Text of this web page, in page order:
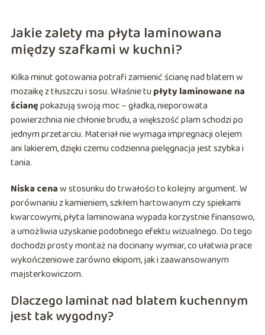
Jakie zalety ma płyta laminowana
między szafkami w kuchni?
Kilka minut gotowania potrafi zamienić ścianę nad blatem w
mozaikę z tłuszczu i sosu. Właśnie tupłyty laminowane na
ścianępokazują swoją moc – gładka, nieporowata
powierzchnia nie chłonie brudu, a większość plam schodzi po
jednym przetarciu. Materiał nie wymaga impregnacji olejem
ani lakierem, dzięki czemu codzienna pielęgnacja jest szybka i
tania.
Niska cenaw stosunku do trwałości to kolejny argument. W
porównaniu z kamieniem, szkłem hartowanym czy spiekami
kwarcowymi, płyta laminowana wypada korzystnie finansowo,
a umożliwia uzyskanie podobnego efektu wizualnego. Do tego
dochodzi prosty montaż na docinany wymiar, co ułatwia prace
wykończeniowe zarówno ekipom, jak i zaawansowanym
majsterkowiczom.
Dlaczego laminat nad blatem kuchennym
jest tak wygodny?